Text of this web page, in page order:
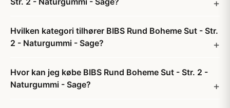
Hvilken kategori tilhører BIBS Rund Boheme Sut - Str.
2 - Naturgummi - Sage?
Hvor kan jeg købe BIBS Rund Boheme Sut - Str. 2 -
Naturgummi - Sage?